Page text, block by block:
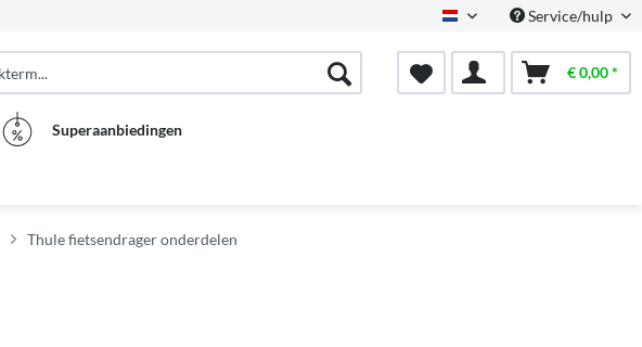
Dutch Service/hulp
€ 0,00 *
Superaanbiedingen
Thule fietsendrager onderdelen